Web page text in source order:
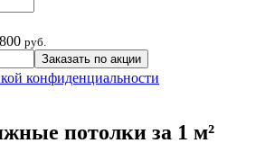
руб.
Заказать по акции
конфиденциальности
потолки за 1 м²